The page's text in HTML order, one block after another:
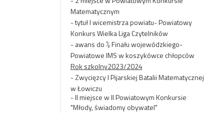
Matematycznym
- tytuł I wicemistrza powiatu- Powiatowy
Konkurs Wielka Liga Czytelników
- awans do ½ Finału wojewódzkiego-
Powiatowe IMS w koszykówce chłopców
Rok szkolny2023/2024
-Zwycięzcy I Pijarskiej Batalii Matematycznej
w Łowiczu
- II miejsce w II Powiatowym Konkursie
"Młody, świadomy obywatel"